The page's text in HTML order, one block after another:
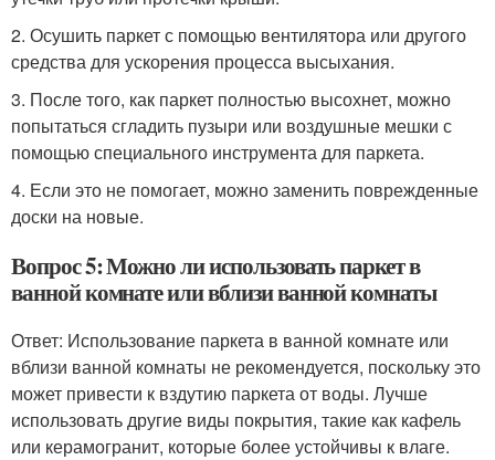
2. Осушить паркет с помощью вентилятора или другого
средства для ускорения процесса высыхания.
3. После того, как паркет полностью высохнет, можно
попытаться сгладить пузыри или воздушные мешки с
помощью специального инструмента для паркета.
4. Если это не помогает, можно заменить поврежденные
доски на новые.
Вопрос 5: Можно ли использовать паркет в
ванной комнате или вблизи ванной комнаты
Ответ: Использование паркета в ванной комнате или
вблизи ванной комнаты не рекомендуется, поскольку это
может привести к вздутию паркета от воды. Лучше
использовать другие виды покрытия, такие как кафель
или керамогранит, которые более устойчивы к влаге.